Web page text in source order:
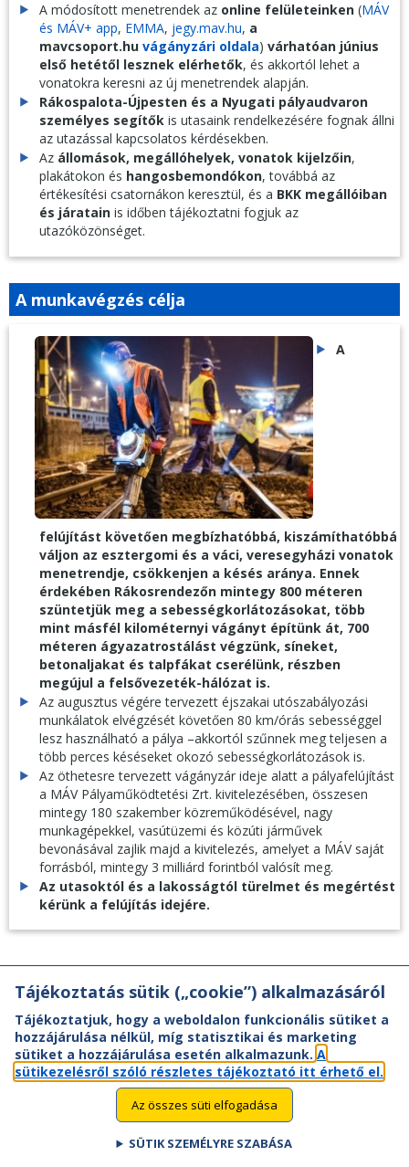
A módosított menetrendek az online felületeinken (MÁV
és MÁV+ app, EMMA, jegy.mav.hu, a
mavcsoport.hu vágányzári oldala) várhatóan június
első hetétől lesznek elérhetők, és akkortól lehet a
vonatokra keresni az új menetrendek alapján.
Rákospalota-Újpesten és a Nyugati pályaudvaron
személyes segítők is utasaink rendelkezésére fognak állni
az utazással kapcsolatos kérdésekben.
Az állomások, megállóhelyek, vonatok kijelzőin,
plakátokon és hangosbemondókon, továbbá az
értékesítési csatornákon keresztül, és a BKK megállóiban
és járatain is időben tájékoztatni fogjuk az
utazóközönséget.
A munkavégzés célja
A
felújítást követően megbízhatóbbá, kiszámíthatóbbá
váljon az esztergomi és a váci, veresegyházi vonatok
menetrendje, csökkenjen a késés aránya. Ennek
érdekében Rákosrendezőn mintegy 800 méteren
szüntetjük meg a sebességkorlátozásokat, több
mint másfél kilométernyi vágányt építünk át, 700
méteren ágyazatrostálást végzünk, síneket,
betonaljakat és talpfákat cserélünk, részben
megújul a felsővezeték-hálózat is.
Az augusztus végére tervezett éjszakai utószabályozási
munkálatok elvégzését követően 80 km/órás sebességgel
lesz használható a pálya –akkortól szűnnek meg teljesen a
több perces késéseket okozó sebességkorlátozások is.
Az öthetesre tervezett vágányzár ideje alatt a pályafelújítást
a MÁV Pályaműködtetési Zrt. kivitelezésében, összesen
mintegy 180 szakember közreműködésével, nagy
munkagépekkel, vasútüzemi és közúti járművek
bevonásával zajlik majd a kivitelezés, amelyet a MÁV saját
forrásból, mintegy 3 milliárd forintból valósít meg.
Az utasoktól és a lakosságtól türelmet és megértést
kérünk a felújítás idejére.
Tájékoztatás sütik („cookie”) alkalmazásáról
Tájékoztatjuk, hogy a weboldalon funkcionális sütiket a
hozzájárulása nélkül, míg statisztikai és marketing
sütiket a hozzájárulása esetén alkalmazunk. A
sütikezelésről szóló részletes tájékoztató itt érhető el.
Az összes süti elfogadása
SÜTIK SZEMÉLYRE SZABÁSA